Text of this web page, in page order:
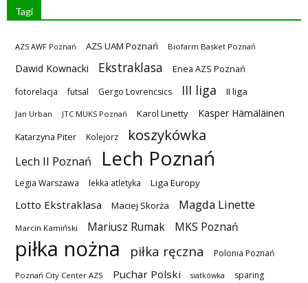
Tagi
AZS AWF Poznań AZS UAM Poznań Biofarm Basket Poznań
Dawid Kownacki Ekstraklasa Enea AZS Poznań
fotorelacja futsal Gergo Lovrencsics III liga II liga
Jan Urban JTC MUKS Poznań Karol Linetty Kasper Hämäläinen
Katarzyna Piter Kolejorz koszykówka
Lech II Poznań Lech Poznań
Legia Warszawa lekka atletyka Liga Europy
Lotto Ekstraklasa Maciej Skorża Magda Linette
Marcin Kamiński Mariusz Rumak MKS Poznań
piłka nożna piłka ręczna Polonia Poznań
Poznań City Center AZS Puchar Polski siatkówka sparing